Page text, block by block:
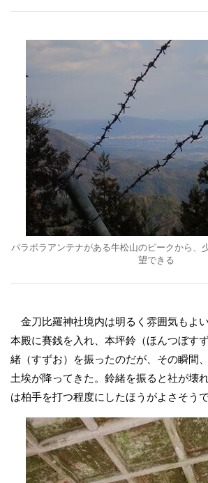
パラボラアンテナがある牛松山のピークから、
望できる
金刀比羅神社境内は明るく雰囲気もよ
本殿に賽銭を入れ、本坪鈴（ほんつぼす
緒（すずお）を振ったのだが、その瞬間
土埃が降ってきた。鈴緒を振ると社が壊
は柏手を打つ程度にしたほうがよさそうで